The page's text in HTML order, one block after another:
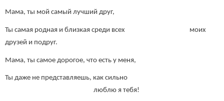
Мама, ты мой самый лучший друг,
Ты самая родная и близкая среди всех моих
друзей и подруг.
Мама, ты самое дорогое, что есть у меня,
Ты даже не представляешь, как сильно
люблю я тебя!